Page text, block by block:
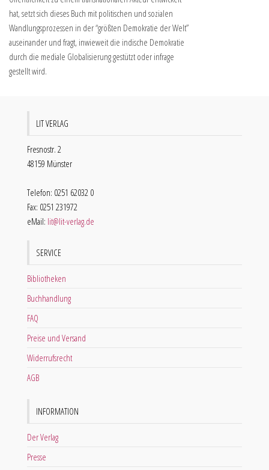
hat, setzt sich dieses Buch mit politischen und sozialen
Wandlungsprozessen in der “größten Demokratie der Welt”
auseinander und fragt, inwieweit die indische Demokratie
durch die mediale Globalisierung gestützt oder infrage
gestellt wird.
LIT VERLAG
Fresnostr. 2
48159 Münster
Telefon: 0251 62032 0
Fax: 0251 231972
eMail: lit@lit-verlag.de
SERVICE
Bibliotheken
Buchhandlung
FAQ
Preise und Versand
Widerrufsrecht
AGB
INFORMATION
Der Verlag
Presse